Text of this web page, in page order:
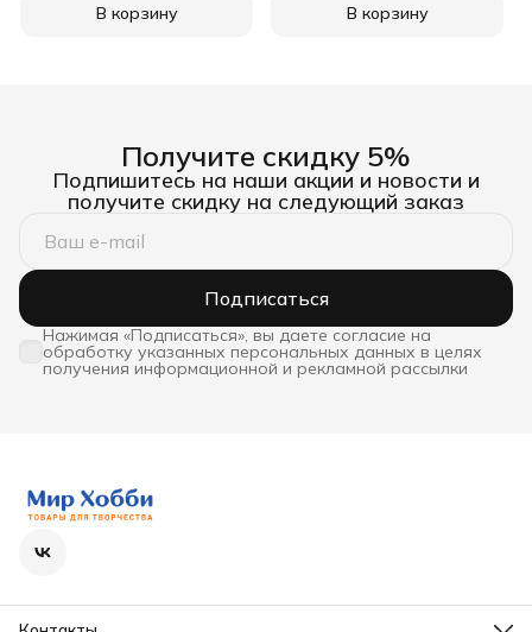
В корзину
В корзину
Получите скидку 5%
Подпишитесь на наши акции и новости и
получите скидку на следующий заказ
Подписаться
Нажимая «Подписаться», вы даете согласие на
обработку указанных персональных данных в целях
получения информационной и рекламной рассылки